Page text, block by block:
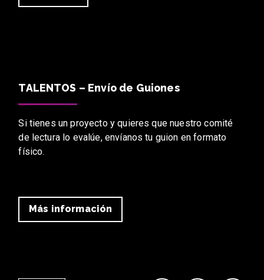
TALENTOS – Envío de Guiones
Si tienes un proyecto y quieres que nuestro comité
de lectura lo evalúe, envíanos tu guion en formato
físico.
Más información